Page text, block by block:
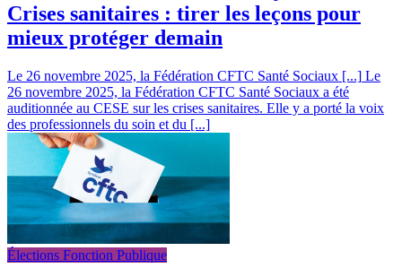
Crises sanitaires : tirer les leçons pour
mieux protéger demain
Le 26 novembre 2025, la Fédération CFTC Santé Sociaux [...] Le
26 novembre 2025, la Fédération CFTC Santé Sociaux a été
auditionnée au CESE sur les crises sanitaires. Elle y a porté la voix
des professionnels du soin et du [...]
Élections Fonction Publique